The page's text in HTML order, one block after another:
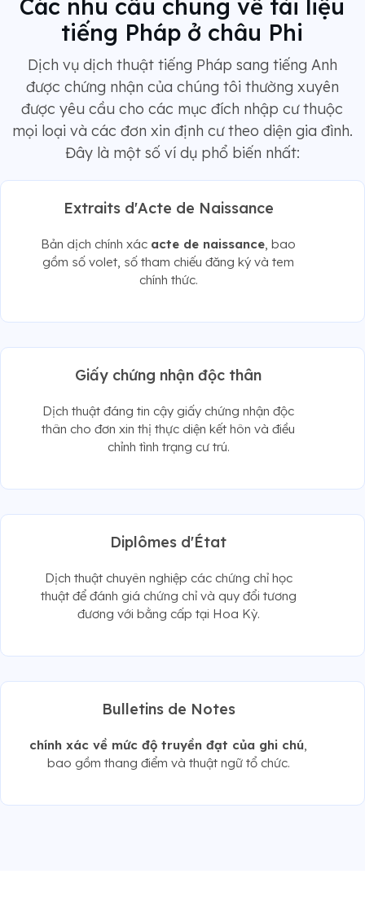
Các nhu cầu chung về tài liệu
tiếng Pháp ở châu Phi
Dịch vụ dịch thuật tiếng Pháp sang tiếng Anh
được chứng nhận của chúng tôi thường xuyên
được yêu cầu cho các mục đích nhập cư thuộc
mọi loại và các đơn xin định cư theo diện gia đình.
Đây là một số ví dụ phổ biến nhất:
Extraits d'Acte de Naissance
Bản dịch chính xác acte de naissance, bao
gồm số volet, số tham chiếu đăng ký và tem
chính thức.
Giấy chứng nhận độc thân
Dịch thuật đáng tin cậy giấy chứng nhận độc
thân cho đơn xin thị thực diện kết hôn và điều
chỉnh tình trạng cư trú.
Diplômes d'État
Dịch thuật chuyên nghiệp các chứng chỉ học
thuật để đánh giá chứng chỉ và quy đổi tương
đương với bằng cấp tại Hoa Kỳ.
Bulletins de Notes
chính xác về mức độ truyền đạt của ghi chú,
bao gồm thang điểm và thuật ngữ tổ chức.